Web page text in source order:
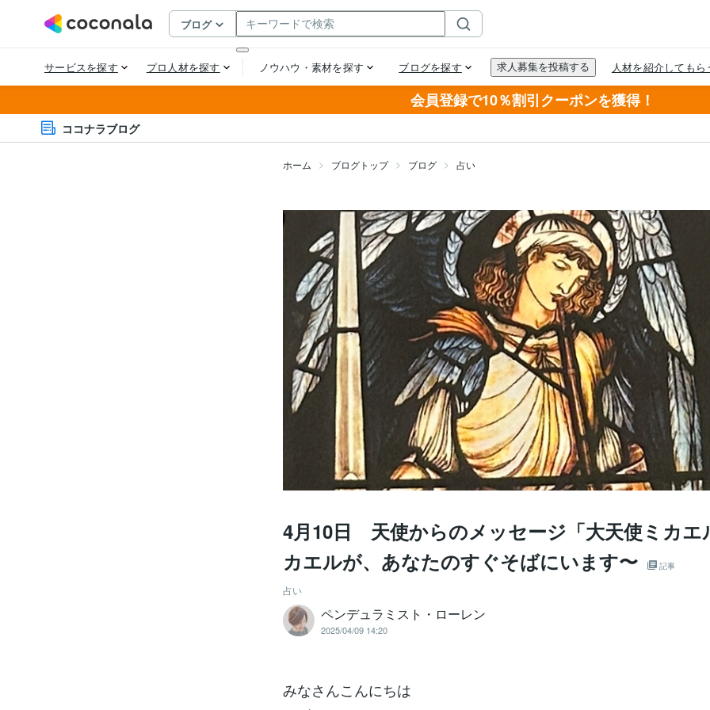
会員登録で10％割引クーポンを獲得！
ココナラブログ
ホーム ブログトップ ブログ 占い
4月10日 天使からのメッセージ「大天使ミカエ
カエルが、あなたのすぐそばにいます〜
記事
占い
ペンデュラミスト・ローレン
2025/04/09 14:20
みなさんこんにちは